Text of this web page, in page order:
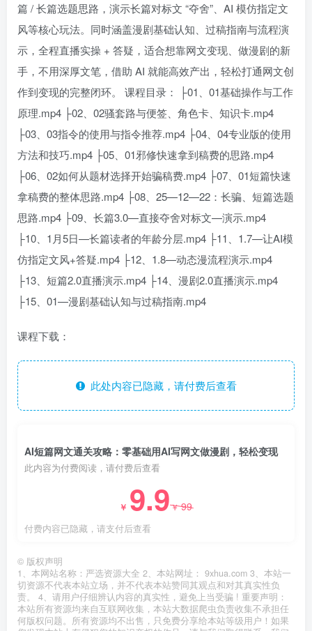
篇 / 长篇选题思路，演示长篇对标文 “夺舍”、AI 模仿指定文
风等核心玩法。同时涵盖漫剧基础认知、过稿指南与流程演
示，全程直播实操 + 答疑，适合想靠网文变现、做漫剧的新
手，不用深厚文笔，借助 AI 就能高效产出，轻松打通网文创
作到变现的完整闭环。 课程目录： ├01、01基础操作与工作
原理.mp4 ├02、02骚套路与便签、角色卡、知识卡.mp4
├03、03指令的使用与指令推荐.mp4 ├04、04专业版的使用
方法和技巧.mp4 ├05、01邪修快速拿到稿费的思路.mp4
├06、02如何从题材选择开始骗稿费.mp4 ├07、01短篇快速
拿稿费的整体思路.mp4 ├08、25—12—22：长骗、短篇选题
思路.mp4 ├09、长篇3.0—直接夺舍对标文—演示.mp4
├10、1月5日—长篇读者的年龄分层.mp4 ├11、1.7—让AI模
仿指定文风+答疑.mp4 ├12、1.8—动态漫流程演示.mp4
├13、短篇2.0直播演示.mp4 ├14、漫剧2.0直播演示.mp4
├15、01—漫剧基础认知与过稿指南.mp4
课程下载：
此处内容已隐藏，请付费后查看
AI短篇网文通关攻略：零基础用AI写网文做漫剧，轻松变现
此内容为付费阅读，请付费后查看
￥ 9.9￥99
付费内容已隐藏，请支付后查看
© 版权声明
1、本网站名称：严选资源大全 2、本站网址： 9xhua.com 3、本站一
切资源不代表本站立场，并不代表本站赞同其观点和对其真实性负
责。 4、请用户仔细辨认内容的真实性，避免上当受骗 ! 重要声明：
本站所有资源均来自互联网收集，本站大数据爬虫负责收集不承担任
何版权问题。所有资源均不出售，只免费分享给本站等级用户！如果